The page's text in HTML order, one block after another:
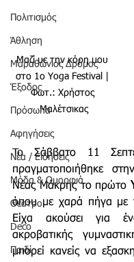
Πολιτισμός
Άθληση
Μαραθώνιος Δρόμος
Έξοδος
Πρόσωπα
Αφηγήσεις
Νέα / Ειδήσεις
Μόδα & Ομορφιά
Θέατρο
Deco
Παιδί
Μαζί με την κόρη μου
στο 1ο Yoga Festival |
Φωτ.: Χρήστος
Μαλέτσικας
To Σάββατο 11
πραγματοποιήθηκε
Νέας Μάκρης το πρώτο
όπου με χαρά πήγα με
Είχα ακούσει για
ακροβατικής
μπορεί κανείς να